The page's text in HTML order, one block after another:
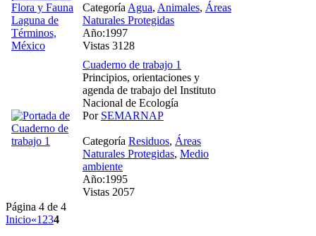
Categoría Agua, Animales, Áreas
Naturales Protegidas
Año:1997
Vistas 3128
Cuaderno de trabajo 1
Principios, orientaciones y
agenda de trabajo del Instituto
Nacional de Ecología
Por SEMARNAP
Categoría Residuos, Áreas
Naturales Protegidas, Medio
ambiente
Año:1995
Vistas 2057
Página 4 de 4
Inicio«1 234